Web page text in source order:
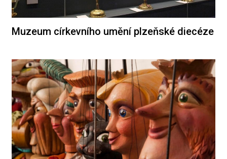
Muzeum církevního umění plzeňské diecéze